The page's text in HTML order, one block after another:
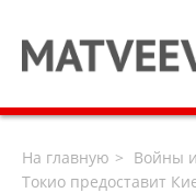
На главную Войны
Токио предоставит